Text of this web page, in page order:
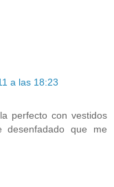
a las 18:23
perfecto con vestidos
que me